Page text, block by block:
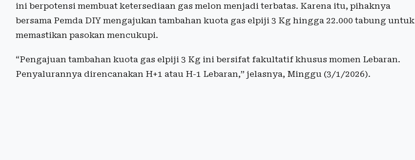
ini berpotensi membuat ketersediaan gas melon menjadi terbatas. Karena itu, pihaknya
bersama Pemda DIY mengajukan tambahan kuota gas elpiji 3 Kg hingga 22.000 tabung untuk
memastikan pasokan mencukupi.
“Pengajuan tambahan kuota gas elpiji 3 Kg ini bersifat fakultatif khusus momen Lebaran.
Penyalurannya direncanakan H+1 atau H-1 Lebaran,” jelasnya, Minggu (3/1/2026).